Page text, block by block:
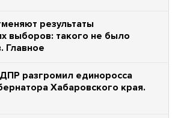
результаты
выборов: такого не было
Главное
разгромил единоросса
Хабаровского края.